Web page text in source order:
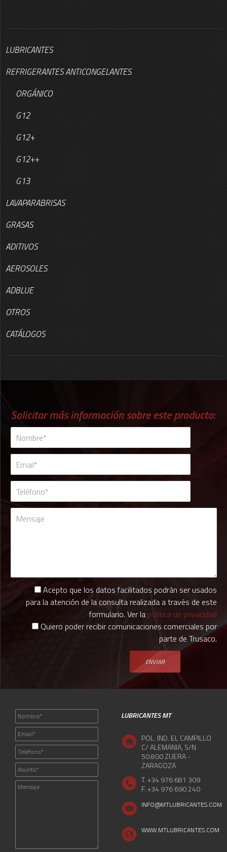
LUBRICANTES
REFRIGERANTES ANTICONGELANTES
ORGÁNICO
G12
G12+
G12++
G13
LAVAPARABRISAS
GRASAS
ADITIVOS
AEROSOLES
ADBLUE
OTROS
CATÁLOGOS
Solicitar más información sobre este producto:
Acepto que los datos facilitados podrán ser usados
para la atención de la consulta realizada a través de este
formulario. Ver la política de privacidad
Quiero poder recibir comunicaciones comerciales por
parte de Trusaco.
LUBRICANTES MT
POL. IND. EL CAMPILLO
C/ ALEMANIA, S/N
50.800 ZUERA -
ZARAGOZA
T. +34 976 681 309
F. +34 976 690 240
INFO@MTLUBRICANTES.COM
WWW.MTLUBRICANTES.COM